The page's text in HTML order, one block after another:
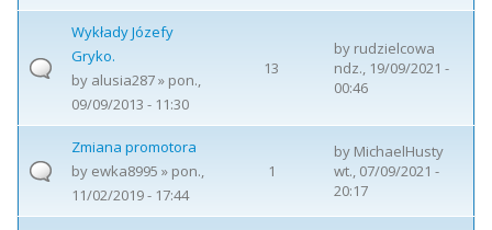
Wykłady Józefy
Gryko.
by alusia287» pon.,
09/09/2013 - 11:30
13
by rudzielcowa
ndz., 19/09/2021 -
00:46
Zmiana promotora
by ewka8995 » pon.,
11/02/2019 - 17:44
1
by MichaelHusty
wt., 07/09/2021 -
20:17